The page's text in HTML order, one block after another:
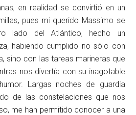
en realidad se convirtió en un
pues mi querido Massimo se
lado del Atlántico, hecho un
habiendo cumplido no sólo con
sino con las tareas marineras que
nos divertía con su inagotable
Largas noches de guardia
de las constelaciones que nos
me han permitido conocer a una